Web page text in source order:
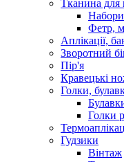
Тканина для
Набори
Фетр,
Аплікації,
Зворотний
Пір'я
Кравецькі
Голки,
Голки
Гудзики
Вінтаж